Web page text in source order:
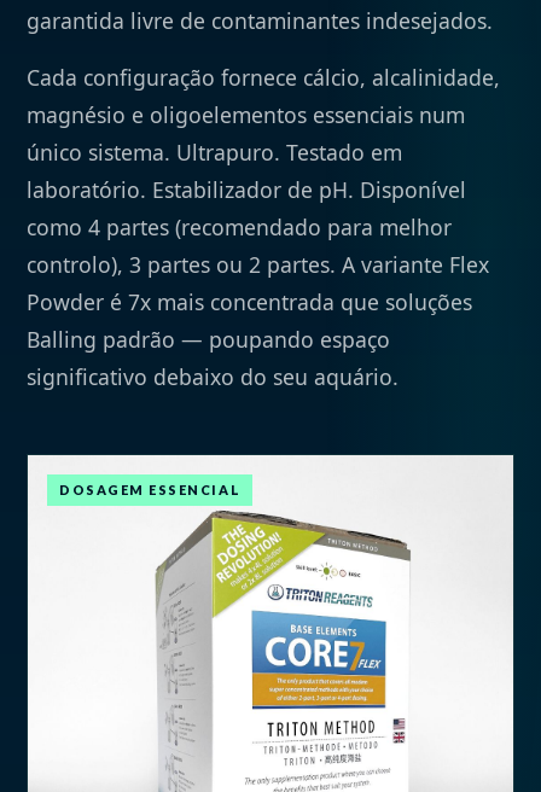
garantida livre de contaminantes indesejados.
Cada configuração fornece cálcio, alcalinidade,
magnésio e oligoelementos essenciais num
único sistema. Ultrapuro. Testado em
laboratório. Estabilizador de pH. Disponível
como 4 partes (recomendado para melhor
controlo), 3 partes ou 2 partes. A variante Flex
Powder é 7x mais concentrada que soluções
Balling padrão — poupando espaço
significativo debaixo do seu aquário.
DOSAGEM ESSENCIAL